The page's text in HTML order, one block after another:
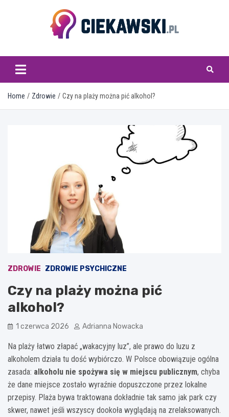
ciekawski.pl
Home Zdrowie Czy na plaży można pić alkohol?
ZDROWIE ZDROWIE PSYCHICZNE
Czy na plaży można pić
alkohol?
1 czerwca 2026 Adrianna Nowacka
Na plaży łatwo złapać „wakacyjny luz”, ale prawo do luzu z
alkoholem działa tu dość wybiórczo. W Polsce obowiązuje ogólna
zasada: alkoholu nie spożywa się w miejscu publicznym, chyba
że dane miejsce zostało wyraźnie dopuszczone przez lokalne
przepisy. Plaża bywa traktowana dokładnie tak samo jak park czy
skwer, nawet jeśli wszyscy dookoła wyglądają na zrelaksowanych.